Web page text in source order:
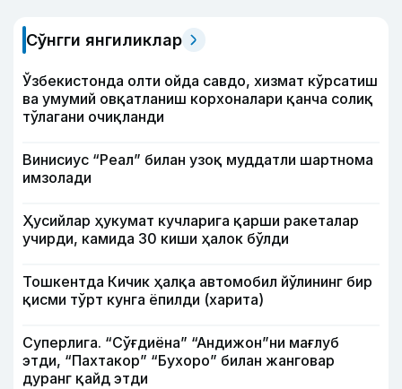
Сўнгги янгиликлар
Ўзбекистонда олти ойда савдо, хизмат кўрсатиш
ва умумий овқатланиш корхоналари қанча солиқ
тўлагани очиқланди
Винисиус “Реал” билан узоқ муддатли шартнома
имзолади
Ҳусийлар ҳукумат кучларига қарши ракеталар
учирди, камида 30 киши ҳалок бўлди
Тошкентда Кичик ҳалқа автомобил йўлининг бир
қисми тўрт кунга ёпилди (харита)
Суперлига. “Сўғдиёна” “Андижон”ни мағлуб
этди, “Пахтакор” “Бухоро” билан жанговар
дуранг қайд этди